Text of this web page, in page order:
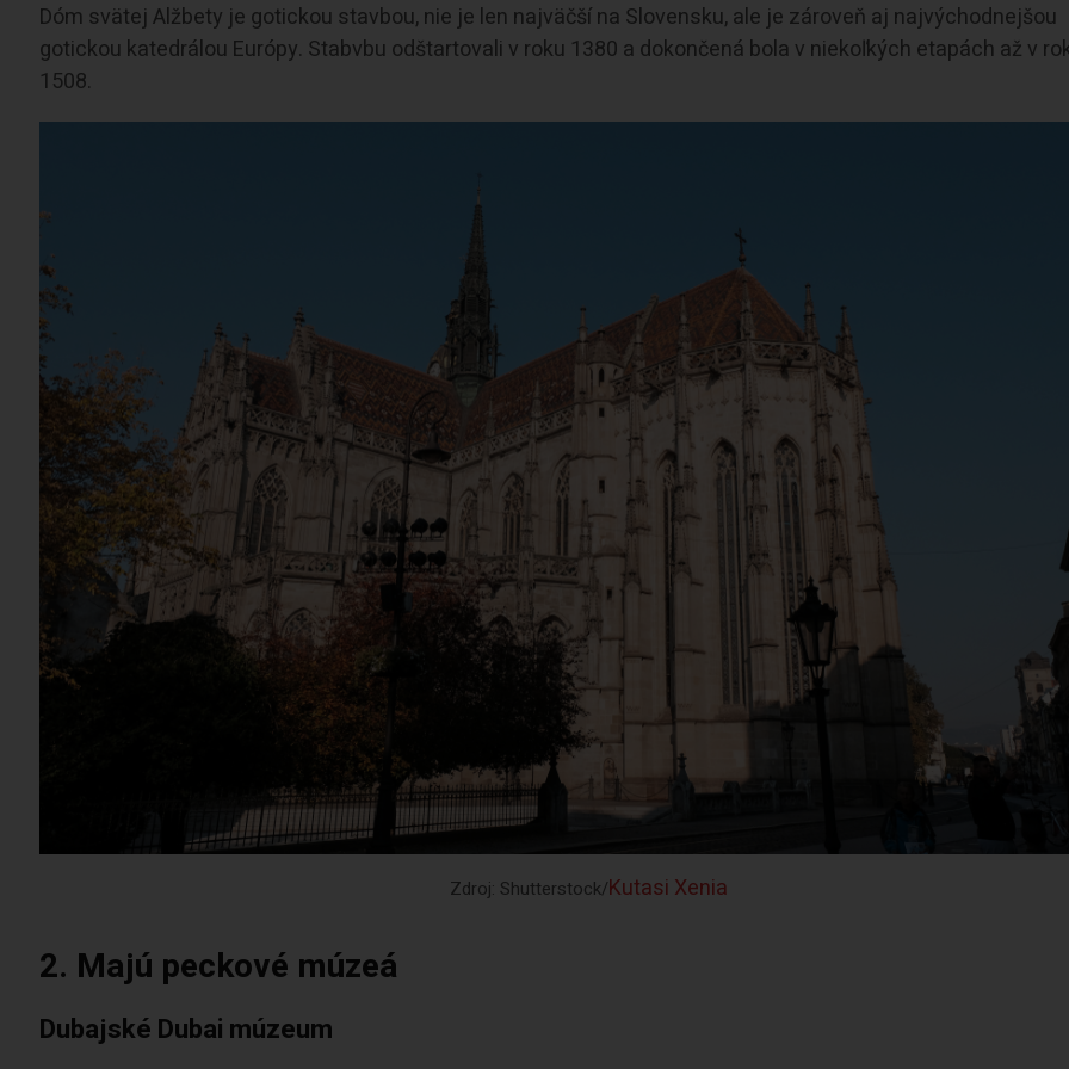
Dóm svätej Alžbety je gotickou stavbou, nie je len najväčší na Slovensku, ale je zároveň aj najvýchodnejšou
gotickou katedrálou Európy. Stabvbu odštartovali v roku 1380 a dokončená bola v niekoľkých etapách až v
1508.
Zdroj: Shutterstock/Kutasi Xenia
2. Majú peckové múzeá
Dubajské Dubai múzeum